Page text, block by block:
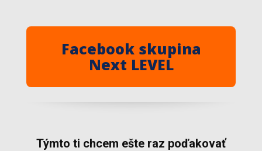
Facebook skupina
Next LEVEL
Týmto ti chcem ešte raz poďakovať